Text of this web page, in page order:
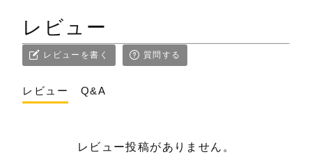
レビュー
レビューを書く 質問する
レビュー Q&A
レビュー投稿がありません。